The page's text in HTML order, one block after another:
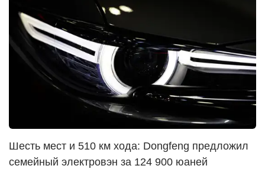
Шесть мест и 510 км хода: Dongfeng предложил
семейный электровэн за 124 900 юаней